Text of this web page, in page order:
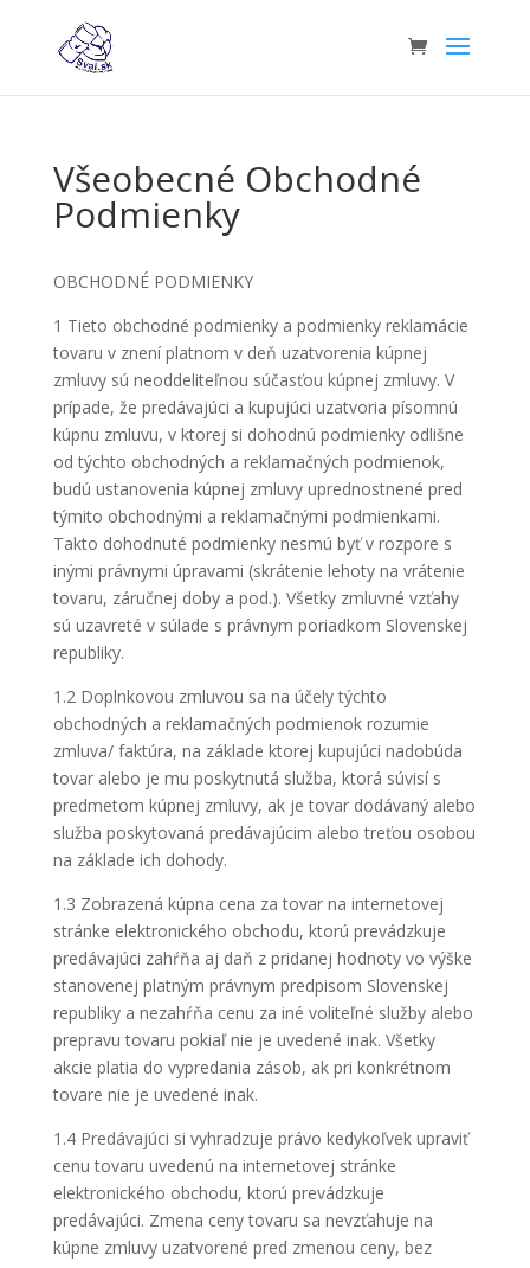
Všeobecné Obchodné
Podmienky
OBCHODNÉ PODMIENKY
1 Tieto obchodné podmienky a podmienky reklamácie
tovaru v znení platnom v deň uzatvorenia kúpnej
zmluvy sú neoddeliteľnou súčasťou kúpnej zmluvy. V
prípade, že predávajúci a kupujúci uzatvoria písomnú
kúpnu zmluvu, v ktorej si dohodnú podmienky odlišne
od týchto obchodných a reklamačných podmienok,
budú ustanovenia kúpnej zmluvy uprednostnené pred
týmito obchodnými a reklamačnými podmienkami.
Takto dohodnuté podmienky nesmú byť v rozpore s
inými právnymi úpravami (skrátenie lehoty na vrátenie
tovaru, záručnej doby a pod.). Všetky zmluvné vzťahy
sú uzavreté v súlade s právnym poriadkom Slovenskej
republiky.
1.2 Doplnkovou zmluvou sa na účely týchto
obchodných a reklamačných podmienok rozumie
zmluva/ faktúra, na základe ktorej kupujúci nadobúda
tovar alebo je mu poskytnutá služba, ktorá súvisí s
predmetom kúpnej zmluvy, ak je tovar dodávaný alebo
služba poskytovaná predávajúcim alebo treťou osobou
na základe ich dohody.
1.3 Zobrazená kúpna cena za tovar na internetovej
stránke elektronického obchodu, ktorú prevádzkuje
predávajúci zahŕňa aj daň z pridanej hodnoty vo výške
stanovenej platným právnym predpisom Slovenskej
republiky a nezahŕňa cenu za iné voliteľné služby alebo
prepravu tovaru pokiaľ nie je uvedené inak. Všetky
akcie platia do vypredania zásob, ak pri konkrétnom
tovare nie je uvedené inak.
1.4 Predávajúci si vyhradzuje právo kedykoľvek upraviť
cenu tovaru uvedenú na internetovej stránke
elektronického obchodu, ktorú prevádzkuje
predávajúci. Zmena ceny tovaru sa nevzťahuje na
kúpne zmluvy uzatvorené pred zmenou ceny, bez